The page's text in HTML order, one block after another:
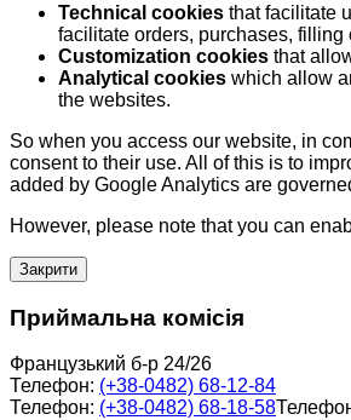
Technical cookies that facilitate
facilitate orders, purchases,
Customization cookies that
Analytical cookies which allow
the websites.
So when you access our website, in
consent to their use. All of this is to
added by Google Analytics are
However, please note that you can
Закрити
Приймальна комісія
Французький б-р 24/26
Телефон: (+38-0482) 68-12-84
Телефон: (+38-0482) 68-18-58